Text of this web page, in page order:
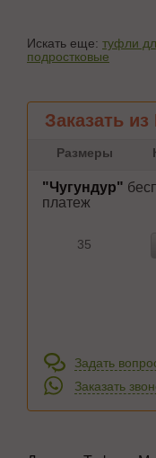
Искать еще: туфли
подростковые
Заказать из
Размеры
"Чугундур"
платеж
35
Задать
Заказать